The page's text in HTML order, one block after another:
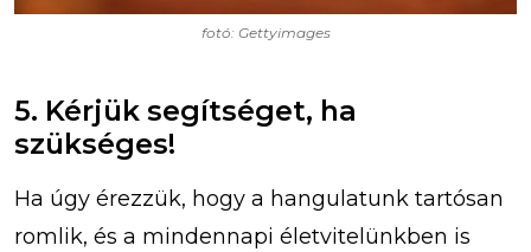
fotó: Gettyimages
5. Kérjük segítséget, ha
szükséges!
Ha úgy érezzük, hogy a hangulatunk tartósan
romlik, és a mindennapi életvitelünkben is